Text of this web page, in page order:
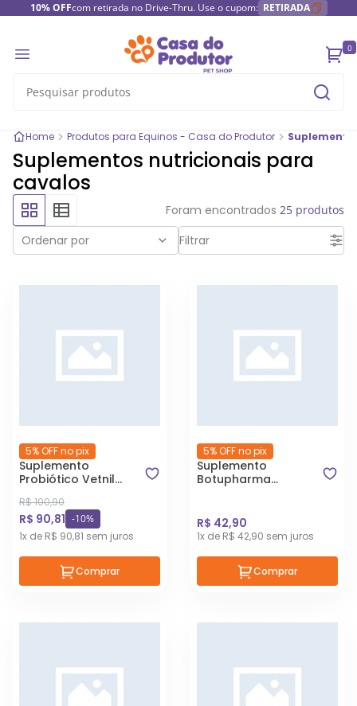
10% OFFcom retirada no Drive-Thru. Use o cupom: RETIRADA
0
Home Produtos para Equinos - Casa do Produtor
Suplementos nutricionais para
cavalos
Foram encontrados 25 produtos
Filtrar
Ordenar por
5% OFF no pix
Suplemento
Probiótico Vetnil
R$ 100,90
R$ 90,81 -10%
1x de R$ 90,81 sem juros
Comprar
5% OFF no pix
Suplemento
Botupharma
R$ 42,90
1x de R$ 42,90 sem juros
Comprar